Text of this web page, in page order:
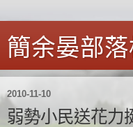
簡余晏部
2010-11-10
弱勢小民送花力